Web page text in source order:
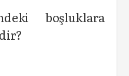
boşluklara